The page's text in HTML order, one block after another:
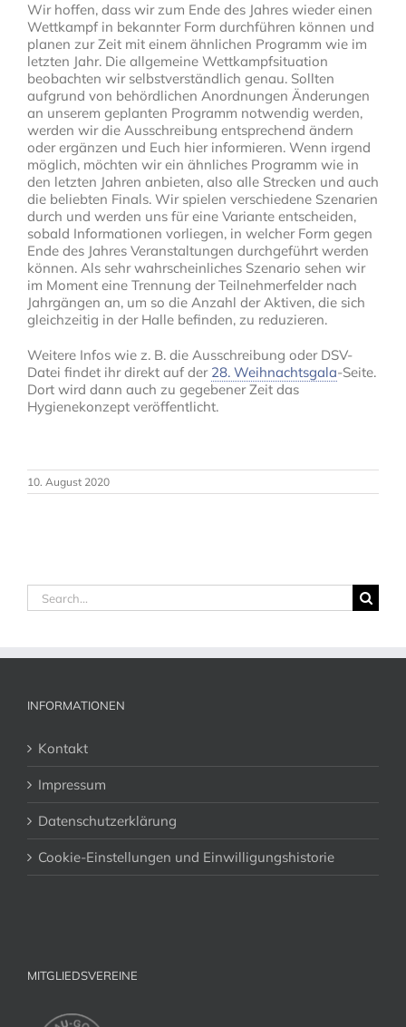
Wir hoffen, dass wirzum Ende des Jahres wieder einen
Wettkampf in bekannter Form durchführen können und
planen zur Zeit mit einem ähnlichen Programm wie im
letzten Jahr. Die allgemeine Wettkampfsituation
beobachten wir selbstverständlich genau. Sollten
aufgrund von behördlichen Anordnungen Änderungen
an unserem geplanten Programm notwendig werden,
werden wir die Ausschreibung entsprechend ändern
oder ergänzen und Euch hier informieren. Wenn irgend
möglich, möchten wir ein ähnliches Programm wie in
den letzten Jahren anbieten, also alle Strecken und auch
die beliebten Finals. Wir spielen verschiedene Szenarien
durch und werden uns für eine Variante entscheiden,
sobald Informationen vorliegen, in welcher Form gegen
Ende des Jahres Veranstaltungen durchgeführt werden
können. Als sehr wahrscheinliches Szenario sehen wir
im Moment eine Trennung der Teilnehmerfelder nach
Jahrgängen an, um so die Anzahl der Aktiven, die sich
gleichzeitig in der Halle befinden, zu reduzieren.
Weitere Infos wie z. B. die Ausschreibung oder DSV-
Datei findet ihr direkt auf der 28. Weihnachtsgala-Seite.
Dort wird dann auch zu gegebener Zeit das
Hygienekonzept veröffentlicht.
10. August 2020
Search
for:
INFORMATIONEN
Kontakt
Impressum
Datenschutzerklärung
Cookie-Einstellungen und Einwilligungshistorie
MITGLIEDSVEREINE